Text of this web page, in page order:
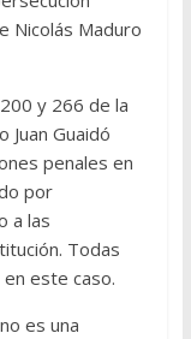
Nicolás Maduro
y 266 de la
Juan Guaidó
penales en
por
a las
Todas
este caso.
es una